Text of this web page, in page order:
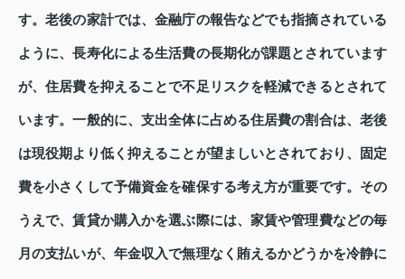
す。老後の家計では、金融庁の報告などでも指摘されている
ように、長寿化による生活費の長期化が課題とされています
が、住居費を抑えることで不足リスクを軽減できるとされて
います。一般的に、支出全体に占める住居費の割合は、老後
は現役期より低く抑えることが望ましいとされており、固定
費を小さくして予備資金を確保する考え方が重要です。その
うえで、賃貸か購入かを選ぶ際には、家賃や管理費などの毎
月の支払いが、年金収入で無理なく賄えるかどうかを冷静に